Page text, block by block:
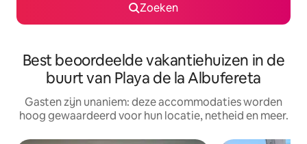
Zoeken
Best beoordeelde vakantiehuizen in de
buurt van Playa de la Albufereta
Gasten zijn unaniem: deze accommodaties worden
hoog gewaardeerd voor hun locatie, netheid en meer.